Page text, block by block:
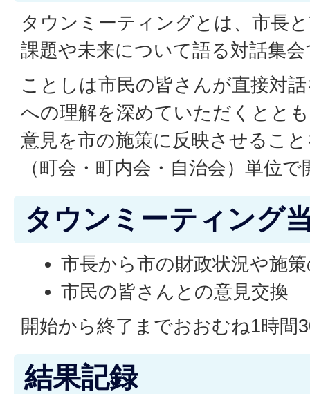
タウンミーティングとは、市長
課題や未来について語る対話集
ことしは市民の皆さんが直接対
への理解を深めていただくとと
意見を市の施策に反映させるこ
（町会・町内会・自治会）単位
タウンミーティング
市長から市の財政状況や施
市民の皆さんとの意見交換
開始から終了までおおむね1時間
結果記録